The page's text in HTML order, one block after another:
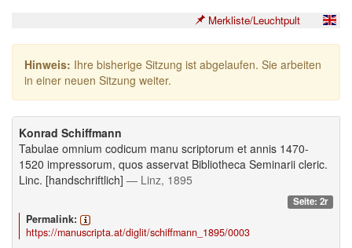
Merkliste/Leuchtpult
Hinweis: Ihre bisherige Sitzung ist abgelaufen. Sie arbeiten
in einer neuen Sitzung weiter.
Konrad Schiffmann
Tabulae omnium codicum manu scriptorum et annis 1470-
1520 impressorum, quos asservat Bibliotheca Seminarii cleric.
Linc. [handschriftlich] — Linz, 1895
Seite: 2r
Permalink:
https://manuscripta.at/diglit/schiffmann_1895/0003